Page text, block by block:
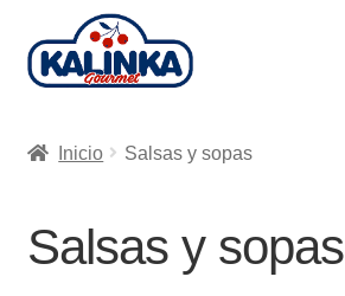
Ir
a
Ir
al
Supermercados
Inicio Salsas y sopas
Salsas y sopas